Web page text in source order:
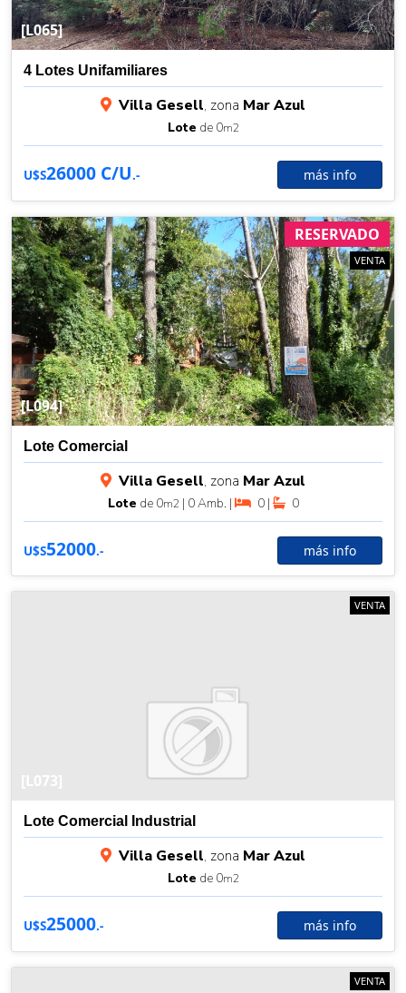
[L065]
4 Lotes Unifamiliares
Villa Gesell, zona Mar Azul
Lote de 0m2
U$S26000 C/U.- más info
[L094]
RESERVADO
VENTA
Lote Comercial
Villa Gesell, zona Mar Azul
Lote de 0m2 | 0 Amb. | 0 | 0
U$S52000.- más info
VENTA
Lote Comercial Industrial
Villa Gesell, zona Mar Azul
Lote de 0m2
U$S25000.- más info
VENTA